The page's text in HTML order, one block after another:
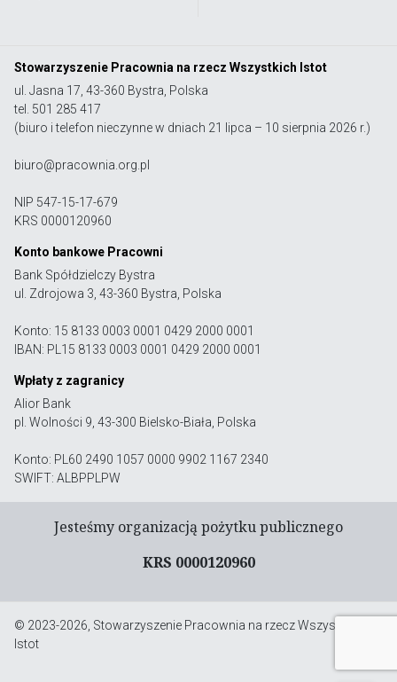
Stowarzyszenie Pracownia na rzecz Wszystkich Istot
ul. Jasna 17, 43-360 Bystra, Polska
tel. 501 285 417
(biuro i telefon nieczynne w dniach 21 lipca – 10 sierpnia 2026 r.)
biuro@pracownia.org.pl
NIP 547-15-17-679
KRS 0000120960
Konto bankowe Pracowni
Bank Spółdzielczy Bystra
ul. Zdrojowa 3, 43-360 Bystra, Polska
Konto: 15 8133 0003 0001 0429 2000 0001
IBAN: PL15 8133 0003 0001 0429 2000 0001
Wpłaty z zagranicy
Alior Bank
pl. Wolności 9, 43-300 Bielsko-Biała, Polska
Konto: PL60 2490 1057 0000 9902 1167 2340
SWIFT: ALBPPLPW
Jesteśmy organizacją pożytku publicznego
KRS 0000120960
© 2023-2026, Stowarzyszenie Pracownia na rzecz Wszystkich
Istot